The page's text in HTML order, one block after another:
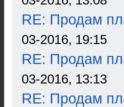
RE: Продам
03-2016, 19:15
RE: Продам
03-2016, 13:13
RE: Продам